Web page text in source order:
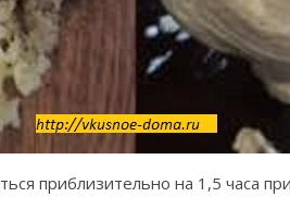
приблизительно на 1,5 часа